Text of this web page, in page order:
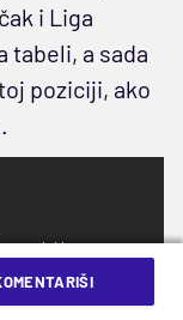
i Liga
tabeli, a sada
poziciji, ako